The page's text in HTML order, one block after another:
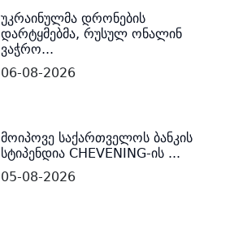
უკრაინულმა დრონების
დარტყმებმა, რუსულ ონალინ
ვაჭრო...
06-08-2026
მოიპოვე საქართველოს ბანკის
სტიპენდია CHEVENING-ის ...
05-08-2026